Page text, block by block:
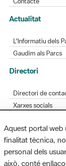
L'Informatiu dels
Gaudim als Parcs
Directori de
Xarxes socials
Bústia de
Opineu sobre els
MAPA WEB AVÍS LEGAL
Aquest portal web
finalitat tècnica,
personal dels
això, conté